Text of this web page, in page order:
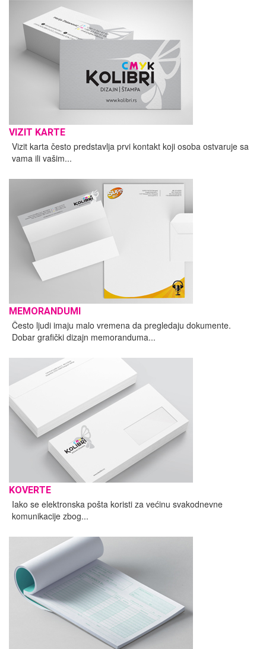
VIZIT KARTE
Vizit karta često predstavlja prvi kontakt koji osoba ostvaruje sa
vama ili vašim...
MEMORANDUMI
Često ljudi imaju malo vremena da pregledaju dokumente.
Dobar grafički dizajn memoranduma...
KOVERTE
Iako se elektronska pošta koristi za većinu svakodnevne
komunikacije zbog...